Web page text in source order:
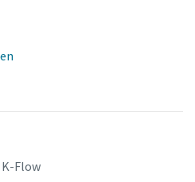
Flow